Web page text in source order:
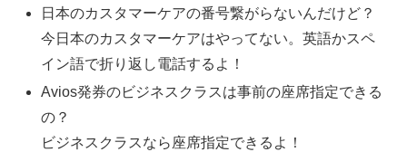
日本のカスタマーケアの番号繋がらないんだけど？
今日本のカスタマーケアはやってない。英語かスペ
イン語で折り返し電話するよ！
Avios発券のビジネスクラスは事前の座席指定できる
の？
ビジネスクラスなら座席指定できるよ！